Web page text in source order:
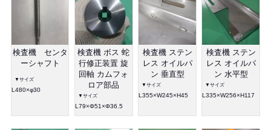
検査機 センタ
ーシャフト
▼サイズ
L480×φ30
検査機 ボス 蛇
行修正装置 旋
回軸 カムフォ
ロア部品
▼サイズ
L79×Φ51×Φ36.5
検査機 ステン
レス オイルパ
ン 垂直型
▼サイズ
L355×W245×H45
検査機 ステン
レス オイルパ
ン 水平型
▼サイズ
L335×W256×H117